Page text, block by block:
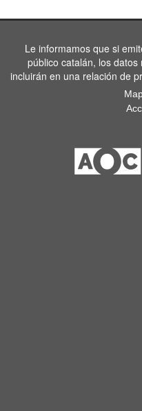
Le informamos que si
público catalán, los
incluirán en una relación de